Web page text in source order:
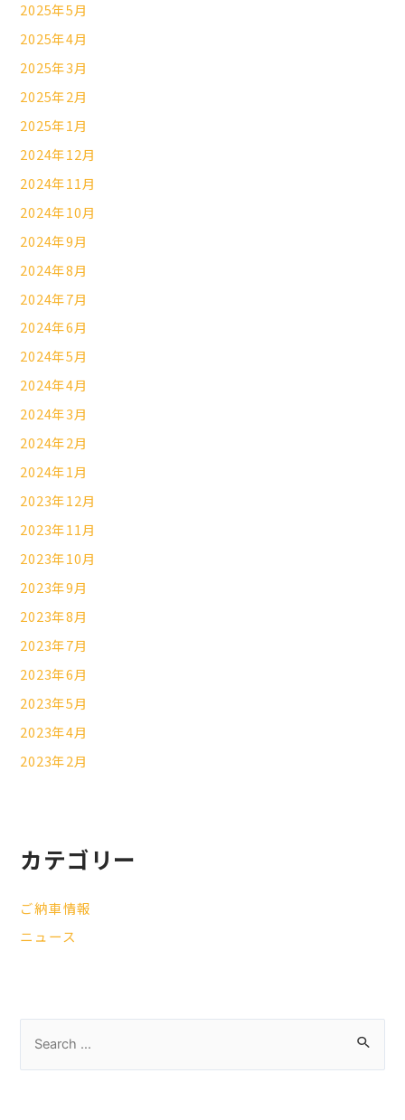
2025年5月
2025年4月
2025年3月
2025年2月
2025年1月
2024年12月
2024年11月
2024年10月
2024年9月
2024年8月
2024年7月
2024年6月
2024年5月
2024年4月
2024年3月
2024年2月
2024年1月
2023年12月
2023年11月
2023年10月
2023年9月
2023年8月
2023年7月
2023年6月
2023年5月
2023年4月
2023年2月
カテゴリー
ご納車情報
ニュース